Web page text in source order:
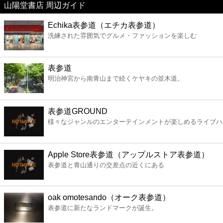
美容
コンビニ
薬局
スーパー
エンタメ
レジャー
書店
ファミレス
山陽堂書店 周辺ガイド
Echika表参道（エチカ表参道）
洗練された雰囲気でグルメ・ファッションを楽しむ
表参道
明治神宮から南青山まで続くケヤキの並木道。
表参道GROUND
様々なジャンルのエンターテインメントが楽しめるライブ
Apple Store表参道（アップルストア表参道）
表参道と青山通りの交差点の近くにある
oak omotesando（オーク表参道）
表参道に新たなランドマークが誕生。